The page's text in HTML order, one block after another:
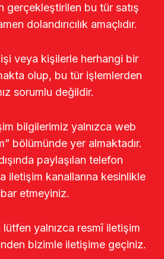
gerçekleştirilen bu tür satış
dolandırıcılık amaçlıdır.
veya kişilerle herhangi bir
olup, bu tür işlemlerden
sorumlu değildir.
bilgilerimiz yalnızca web
bölümünde yer almaktadır.
paylaşılan telefon
iletişim kanallarına kesinlikle
etmeyiniz.
yalnızca resmî iletişim
bizimle iletişime geçiniz.